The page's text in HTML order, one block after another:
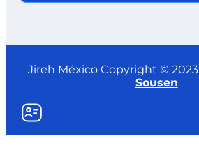
Jireh México Copyright ©
Sousen